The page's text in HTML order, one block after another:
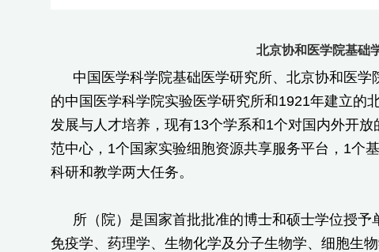
北京协和医学院基础
中国医学科学院基础医学研究所、北京协和医
的中国医学科学院实验医学研究所和1921年建立的
发展与人才培养，现有13个学系和1个对国内外开
范中心，1个国家实验细胞资源共享服务平台，1个
科研和教学两大任务。
所（院）是国家首批批准的博士和硕士学位授
免疫学、药理学、生物化学及分子生物学、细胞生